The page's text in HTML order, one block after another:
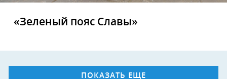
«Зеленый пояс Славы»
ПОКАЗАТЬ ЕЩЕ